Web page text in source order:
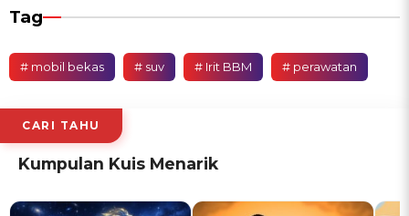
Tag
# mobil bekas # suv # Irit BBM # perawatan
CARI TAHU
Kumpulan Kuis Menarik